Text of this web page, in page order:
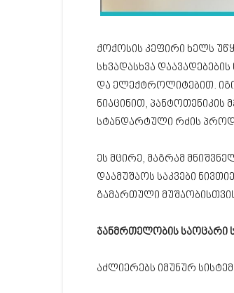
ქოქოსის კეფირი ხელს
სხვადასხვა
და ელექტროლიტებით.
ნიაცინით, პანტოთენიკის
სტანდარტული რძის
ეს მცირე, მაგრამ
დაამუშაოს საკვები
გამართული
ჯანმრთელობის საოცარი
აძლიერებს იმუნურ